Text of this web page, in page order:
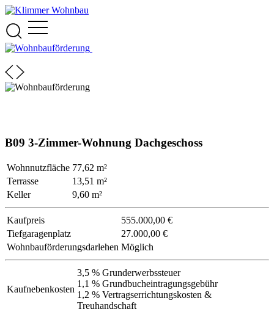
B09 3-Zimmer-Wohnung Dachgeschoss
Wohnnutzfläche 77,62 m²
Terrasse
13,51 m²
Keller
9,60 m²
Kaufpreis
555.000,00 €
Tiefgaragenplatz
27.000,00 €
Wohnbauförderungsdarlehen Möglich
Kaufnebenkosten
3,5 % Grunderwerbssteuer
1,1 % Grundbucheintragungsgebühr
1,2 % Vertragserrichtungskosten &
Treuhandschaft